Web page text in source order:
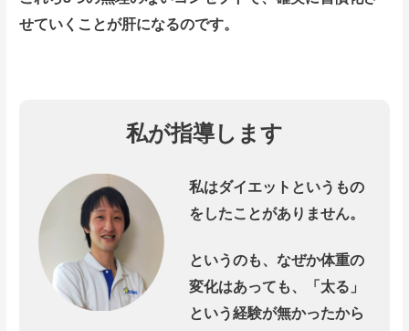
せていくことが肝になるのです。
私が指導します
私はダイエットというもの
をしたことがありません。
というのも、なぜか体重の
変化はあっても、「太る」
という経験が無かったから